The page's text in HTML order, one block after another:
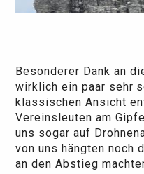
Besonderer Dank an
wirklich ein paar sehr
klassischen Ansicht
Vereinsleuten am
uns sogar auf
von uns hängten noch
an den Abstieg